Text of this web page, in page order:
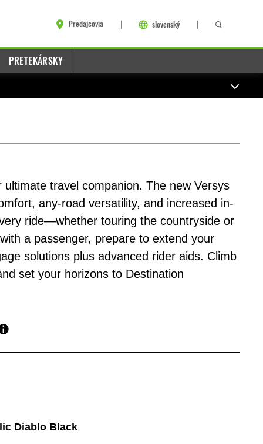
Predajcovia slovenský
PRETEKÁRSKY
travel companion. The new Versys
any-road versatility, and increased in-
ride—whether touring the countryside or
a passenger, prepare to extend your
solutions plus advanced rider aids. Climb
set your horizons to Destination
Diablo Black